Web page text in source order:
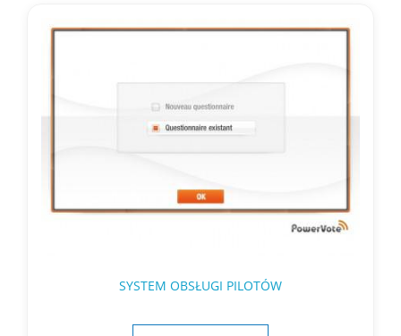
SYSTEM OBSŁUGI PILOTÓW